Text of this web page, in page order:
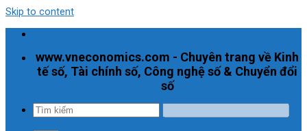
Skip to content
www.vneconomics.com - Chuyên trang về Kinh
tế số, Tài chính số, Công nghệ số & Chuyển đổi
số